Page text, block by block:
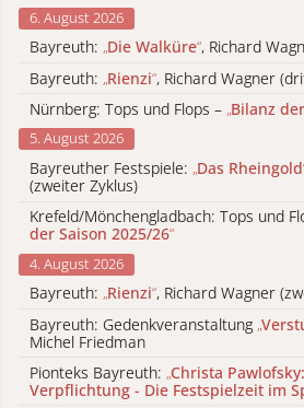
6. August 2026
Bayreuth: „Die Walküre“, Richard
Bayreuth: „Rienzi“, Richard Wagner
Nürnberg: Tops und Flops – „Bilanz
5. August 2026
Bayreuther Festspiele: „Das Rheingold
(zweiter Zyklus)
Krefeld/Mönchengladbach: Tops und
der Saison 2025/26“
4. August 2026
Bayreuth: „Rienzi“, Richard Wagner
Bayreuth: Gedenkveranstaltung „
Michel Friedman
Pionteks Bayreuth: „Christa
Verpflichtung - Die Festspielzeit im